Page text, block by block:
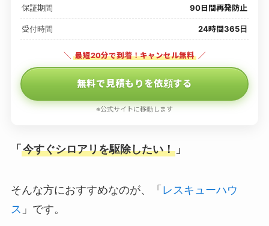
保証期間 90日間再発防止
受付時間 24時間365日
＼ 最短20分で到着！キャンセル無料 ／
無料で見積もりを依頼する
※公式サイトに移動します
「 今すぐシロアリを駆除したい！」
そんな方におすすめなのが、「 レスキューハウ
ス 」です。